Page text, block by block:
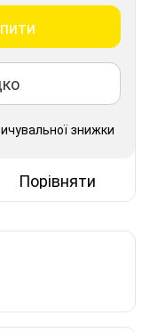
знижки
Порівняти